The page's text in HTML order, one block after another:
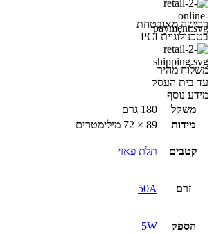
רכישה מאובטחת
בטכנולוגיית PCI
משלוח מהיר
עד בית העסק
מידע נוסף
משקל
180 גרם
מידות
89 × 72 מילימטרים
קטבים תלת פאזי
זרם 50A
הספק 5W